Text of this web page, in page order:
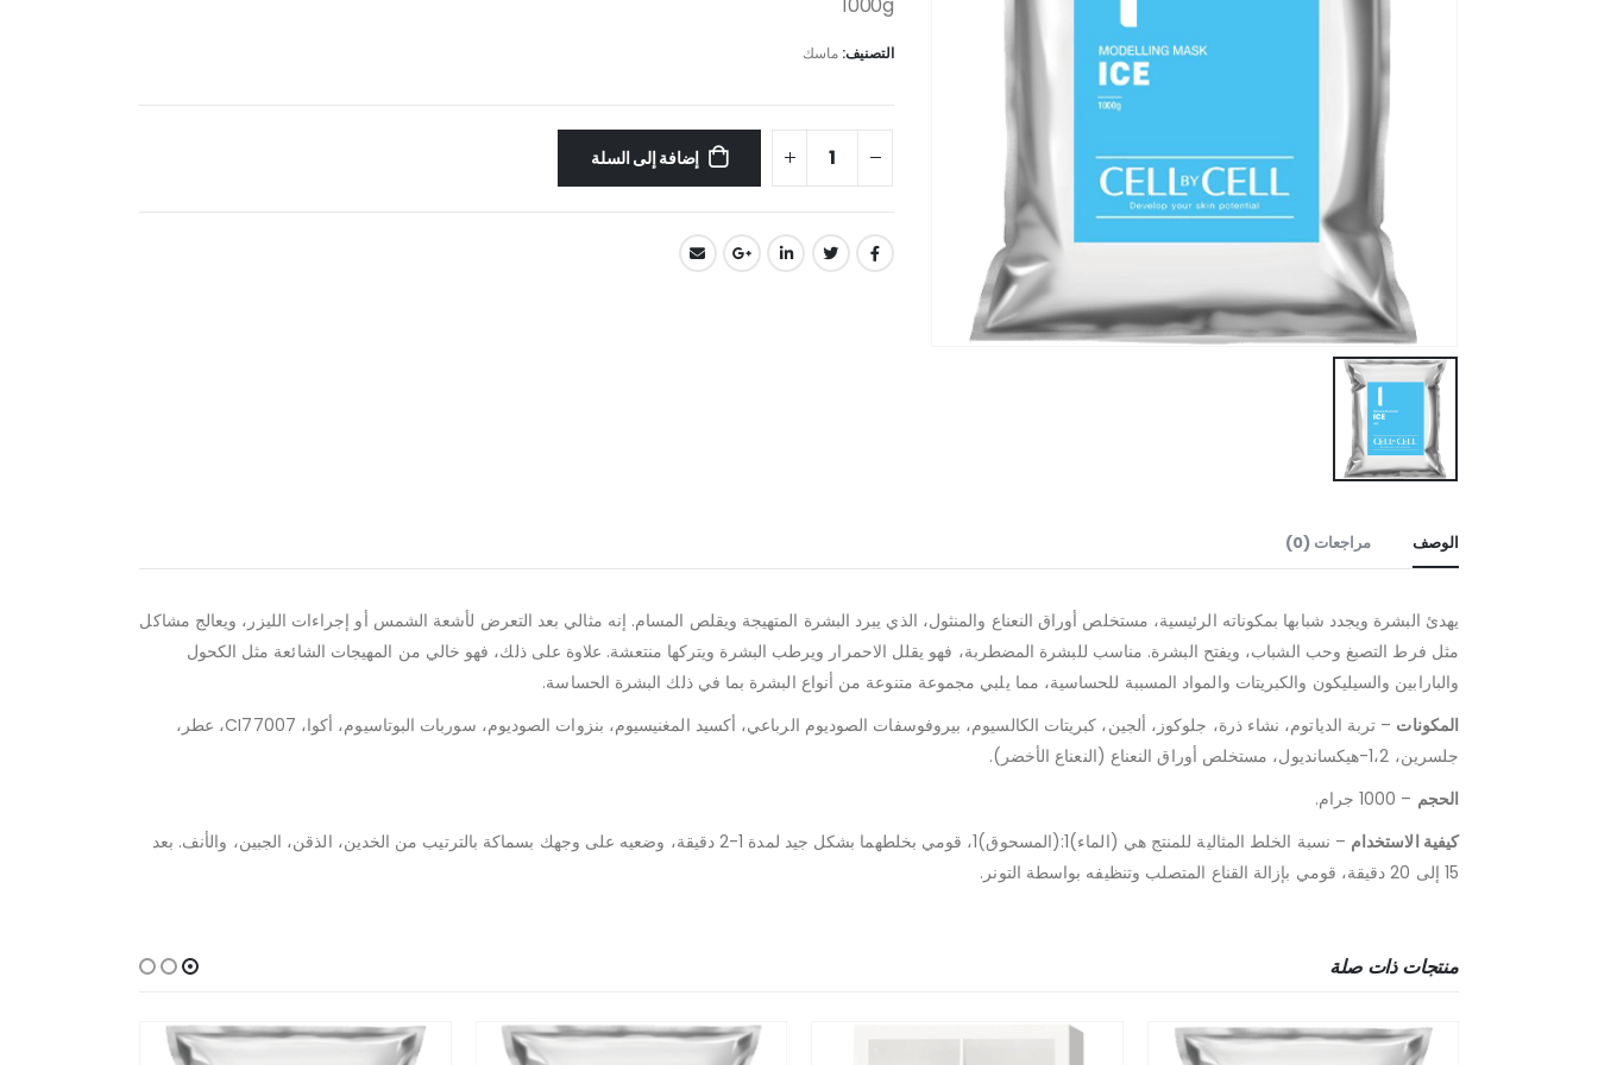
التصنيف: ماسك
إضافة إلى السلة
الوصف مراجعات (0)
يهدئ البشرة ويجدد شبابها بمكوناته الرئيسية، مستخلص أوراق النعناع والمنثول، الذي يبرد البشرة المتهيجة ويقلص المسام. إنه مثالي بعد التعرض لأشعة الشمس أو إجراءات الليزر، ويعالج مشاكل
مثل فرط التصبغ وحب الشباب، ويفتح البشرة. مناسب للبشرة المضطربة، فهو يقلل الاحمرار ويرطب البشرة ويتركها منتعشة. علاوة على ذلك، فهو خالي من المهيجات الشائعة مثل الكحول
والبارابين والسيليكون والكبريتات والمواد المسببة للحساسية، مما يلبي مجموعة متنوعة من أنواع البشرة بما في ذلك البشرة الحساسة.
المكونات
– تربة الدياتوم، نشاء ذرة، جلوكوز، ألجين، كبريتات الكالسيوم، بيروفوسفات الصوديوم الرباعي، أكسيد المغنيسيوم، بنزوات الصوديوم، سوربات البوتاسيوم، أكوا، CI77007، عطر،
جلسرين، 1،2-هيكسانديول، مستخلص أوراق النعناع (النعناع الأخضر).
الحجم – 1000 جرام.
كيفية الاستخدام
– نسبة الخلط المثالية للمنتج هي (الماء)1:(المسحوق)1، قومي بخلطهما بشكل جيد لمدة 1-2 دقيقة، وضعيه على وجهك بسماكة بالترتيب من الخدين، الذقن، الجبين، والأنف. بعد
15 إلى 20 دقيقة، قومي بإزالة القناع المتصلب وتنظيفه بواسطة التونر.
منتجات ذات صلة